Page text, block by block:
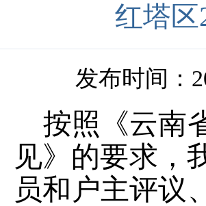
红塔
发布时间：
按照《云南
见》的要求，
员和户主评议